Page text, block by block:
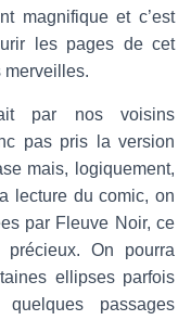
magnifique et c’est
les pages de cet
merveilles.
par nos voisins
pas pris la version
mais, logiquement,
lecture du comic, on
par Fleuve Noir, ce
On pourra
ellipses parfois
passages